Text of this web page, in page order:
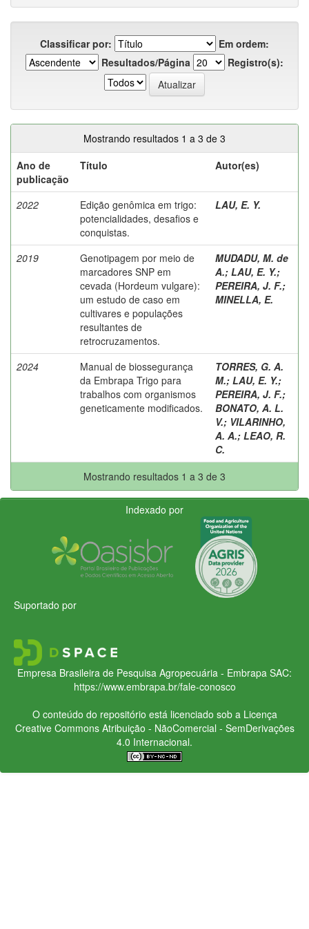
Classificar por:
Em ordem:
Resultados/Página
Registro(s):
Mostrando resultados 1 a 3 de 3
Ano de
publicação
Título Autor(es)
2022
Edição genômica em trigo:
potencialidades, desafios e
conquistas.
LAU, E. Y.
2019
Genotipagem por meio de
marcadores SNP em
cevada (Hordeum vulgare):
um estudo de caso em
cultivares e populações
resultantes de
retrocruzamentos.
MUDADU, M. de
A.; LAU, E. Y.;
PEREIRA, J. F.;
MINELLA, E.
2024
Manual de biossegurança
da Embrapa Trigo para
trabalhos com organismos
geneticamente modificados.
TORRES, G. A.
M.; LAU, E. Y.;
PEREIRA, J. F.;
BONATO, A. L.
V.; VILARINHO,
A. A.; LEAO, R.
C.
Mostrando resultados 1 a 3 de 3
Indexado por
Suportado por
Empresa Brasileira de Pesquisa Agropecuária - Embrapa SAC:
https://www.embrapa.br/fale-conosco
O conteúdo do repositório está licenciado sob a Licença
Creative CommonsAtribuição - NãoComercial - SemDerivações
4.0 Internacional.